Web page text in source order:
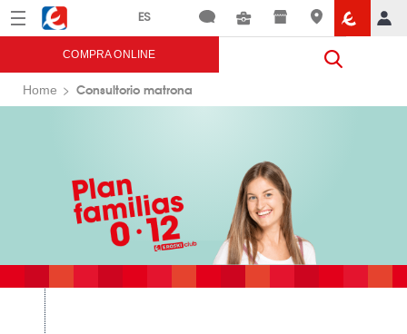
Menú Eroski
COMPRA ONLINE
Home Consultorio matrona